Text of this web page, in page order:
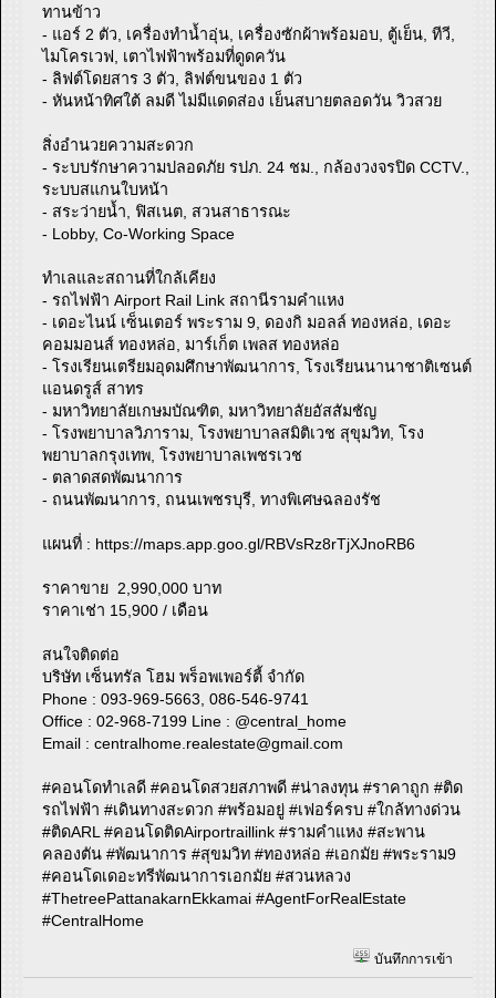
ทานข้าว
- แอร์ 2 ตัว, เครื่องทำน้ำอุ่น, เครื่องซักผ้าพร้อมอบ, ตู้เย็น, ทีวี,
ไมโครเวฟ, เตาไฟฟ้าพร้อมที่ดูดควัน
- ลิฟต์โดยสาร 3 ตัว, ลิฟต์ขนของ 1 ตัว
- หันหน้าทิศใต้ ลมดี ไม่มีแดดส่อง เย็นสบายตลอดวัน วิวสวย
สิ่งอำนวยความสะดวก
- ระบบรักษาความปลอดภัย รปภ. 24 ชม., กล้องวงจรปิด CCTV.,
ระบบสแกนใบหน้า
- สระว่ายน้ำ, ฟิสเนต, สวนสาธารณะ
- Lobby, Co-Working Space
ทำเลและสถานที่ใกล้เคียง
- รถไฟฟ้า Airport Rail Link สถานีรามคำแหง
- เดอะไนน์ เซ็นเตอร์ พระราม 9​, ดองกิ มอลล์ ทองหล่อ, เดอะ
คอมมอนส์ ทองหล่อ, มาร์เก็ต เพลส ทองหล่อ
- โรงเรียนเตรียมอุดมศึกษาพัฒนาการ, โรงเรียนนานาชาติเซนต์
แอนดรูส์ สาทร
- มหาวิทยาลัยเกษมบัณฑิต, มหาวิทยาลัยอัสสัมชัญ
- โรงพยาบาลวิภาราม, โรงพยาบาลสมิติเวช สุขุมวิท, โรง
พยาบาลกรุงเทพ, โรงพยาบาลเพชรเวช
- ตลาดสดพัฒนาการ
- ถนนพัฒนาการ, ถนนเพชรบุรี, ทางพิเศษฉลองรัช
แผนที่ : https://maps.app.goo.gl/RBVsRz8rTjXJnoRB6
ราคาขาย 2,990,000 บาท
ราคาเช่า 15,900 / เดือน
​​​​​​​สนใจติดต่อ
บริษัท เซ็นทรัล โฮม พร็อพเพอร์ตี้ จำกัด
Phone : 093-969-5663, 086-546-9741
Office : 02-968-7199 Line : @central_home
​​​​​​​Email :centralhome.realestate@gmail.com
#คอนโดทำเลดี #คอนโดสวยสภาพดี #น่าลงทุน #ราคาถูก #ติด
รถไฟฟ้า #เดินทางสะดวก #พร้อมอยู่ #เฟอร์ครบ #ใกล้ทางด่วน
#ติดARL #คอนโดติดAirportraillink #รามคำแหง #สะพาน
คลองตัน #พัฒนาการ #สุขมวิท #ทองหล่อ #เอกมัย #พระราม9
#คอนโดเดอะทรีพัฒนาการเอกมัย #สวนหลวง
#ThetreePattanakarnEkkamai #AgentForRealEstate
#CentralHome
บันทึกการเข้า